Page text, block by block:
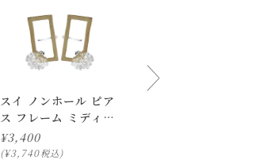
スイ ノンホール ピア
ス フレーム ミディア
ム
¥3,400
¥3,740税込